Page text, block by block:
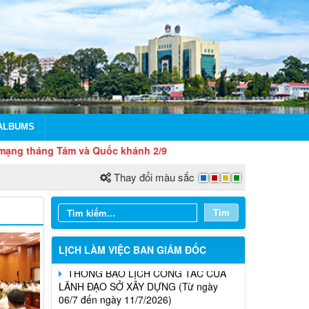
Tám và Quốc khánh 2/9
Thay đổi màu sắc
Tìm
LỊCH LÀM VIỆC BAN GIÁM ĐỐC
LỊCH CÔNG TÁC CỦA LÃNH ĐẠO SỞ
XÂY DỰNG (Từ ngày 03/8 đến ngày
THÔNG BÁO LỊCH CÔNG TÁC CỦA
27/7 đến ngày 31/7/2026)
THÔNG BÁO LỊCH CÔNG TÁC CỦA
LÃNH ĐẠO SỞ XÂY DỰNG (Từ ngày
20/7 đến ngày 25/7/2026)
THÔNG BÁO LỊCH CÔNG TÁC CỦA
LÃNH ĐẠO SỞ XÂY DỰNG (Từ ngày
06/7 đến ngày 11/7/2026)
Thông báo Kết quả đánh giá hồ sơ đủ
(hoặc không đủ) điều kiện cấp chứng chỉ
hành nghề hoạt động xây dựng (Đợt